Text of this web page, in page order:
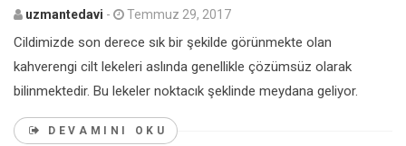
uzmantedavi - Temmuz 29, 2017
Cildimizde son derece sık bir şekilde görünmekte olan
kahverengi cilt lekeleri aslında genellikle çözümsüz olarak
bilinmektedir. Bu lekeler noktacık şeklinde meydana geliyor.
DEVAMINI OKU